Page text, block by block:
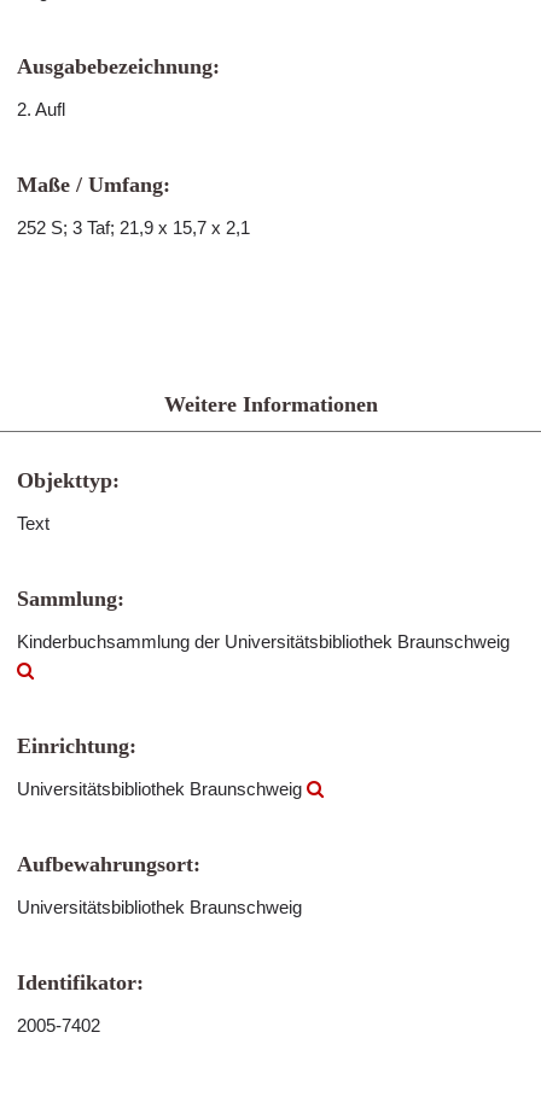
Ausgabebezeichnung:
2. Aufl
Maße / Umfang:
252 S; 3 Taf; 21,9 x 15,7 x 2,1
Weitere Informationen
Objekttyp:
Text
Sammlung:
Kinderbuchsammlung der Universitätsbibliothek Braunschweig
Einrichtung:
Universitätsbibliothek Braunschweig
Aufbewahrungsort:
Universitätsbibliothek Braunschweig
Identifikator:
2005-7402